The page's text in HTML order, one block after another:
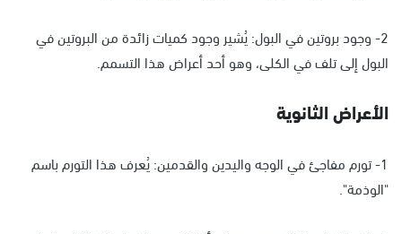
2- وجود بروتين في البول: يُشير وجود كميات زائدة من البروتين في
البول إلى تلف في الكلى، وهو أحد أعراض هذا التسمم.
الأعراض الثانوية
1- تورم مفاجئ في الوجه واليدين والقدمين: يُعرف هذا التورم باسم
"الوذمة".